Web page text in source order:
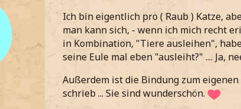
Ich bin eigentlich pro ( Raub ) Katze,
man kann sich, - wenn ich mich recht
in Kombination, "Tiere ausleihen",
seine Eule mal eben "ausleiht?" .... Ja,
Außerdem ist die Bindung zum
schrieb ... Sie sind wunderschön.